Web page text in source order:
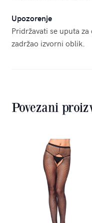
Upozorenje
Pridržavati se uputa
zadržao izvorni oblik.
Povezani